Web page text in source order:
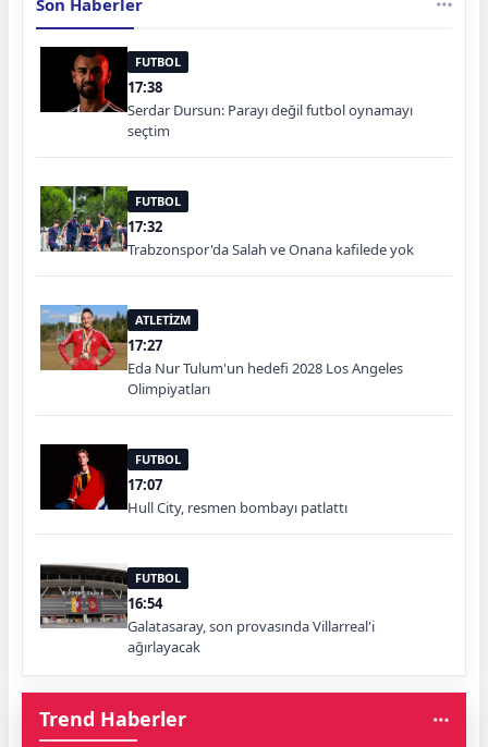
Son Haberler
FUTBOL
17:38
Serdar Dursun: Parayı değil futbol oynamayı
seçtim
FUTBOL
17:32
Trabzonspor'da Salah ve Onana kafilede yok
ATLETİZM
17:27
Eda Nur Tulum'un hedefi 2028 Los Angeles
Olimpiyatları
FUTBOL
17:07
Hull City, resmen bombayı patlattı
FUTBOL
16:54
Galatasaray, son provasında Villarreal'i
ağırlayacak
Trend Haberler